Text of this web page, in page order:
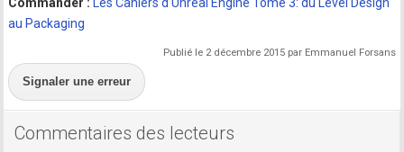
au Packaging
Publié le 2 décembre 2015 par Emmanuel Forsans
Signaler une erreur
Commentaires des lecteurs